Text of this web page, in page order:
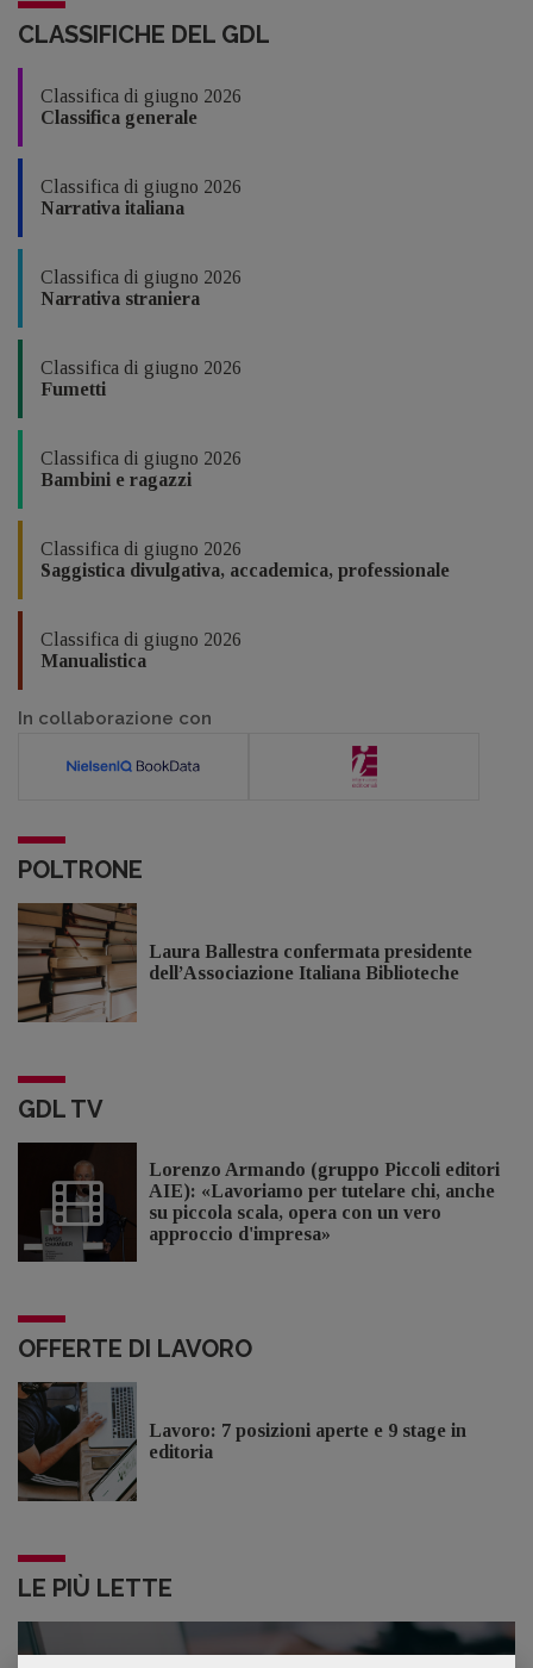
CLASSIFICHE DEL GDL
Classifica di giugno 2026
Classifica generale
Classifica di giugno 2026
Narrativa italiana
Classifica di giugno 2026
Narrativa straniera
Classifica di giugno 2026
Fumetti
Classifica di giugno 2026
Bambini e ragazzi
Classifica di giugno 2026
Saggistica divulgativa, accademica, professionale
Classifica di giugno 2026
Manualistica
In collaborazione con
POLTRONE
Laura Ballestra confermata presidente
dell’Associazione Italiana Biblioteche
GDL TV
Lorenzo Armando (gruppo Piccoli editori
AIE): «Lavoriamo per tutelare chi, anche
su piccola scala, opera con un vero
approccio d'impresa»
OFFERTE DI LAVORO
Lavoro: 7 posizioni aperte e 9 stage in
editoria
LE PIÙ LETTE